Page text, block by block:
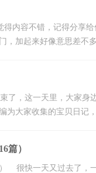
内容不错，记得分享
，加起来好像意思差不
，这一天里，大家身
为大家收集的宝贝日记
篇）
很快一天又过去了，